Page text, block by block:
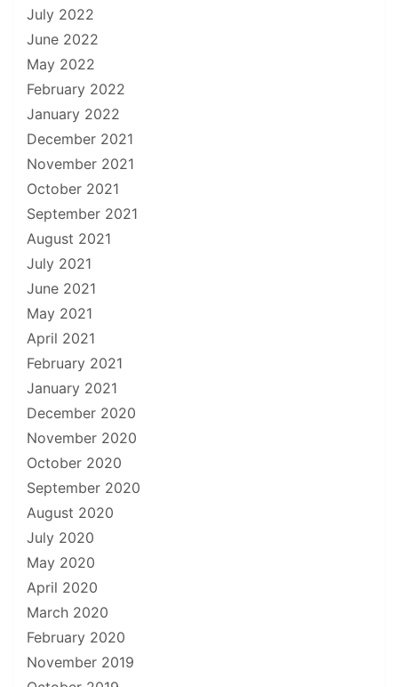
July 2022
June 2022
May 2022
February 2022
January 2022
December 2021
November 2021
October 2021
September 2021
August 2021
July 2021
June 2021
May 2021
April 2021
February 2021
January 2021
December 2020
November 2020
October 2020
September 2020
August 2020
July 2020
May 2020
April 2020
March 2020
February 2020
November 2019